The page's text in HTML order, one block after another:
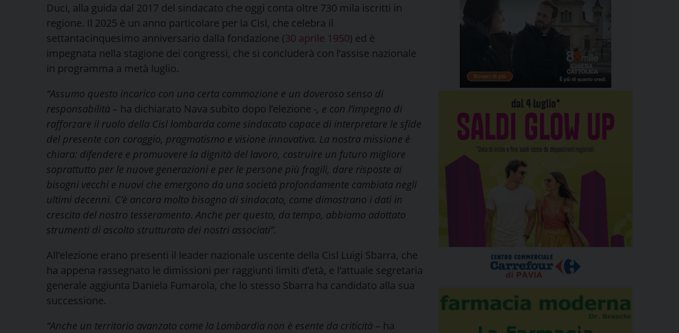
Duci, alla guida dal 2017 del sindacato che oggi conta oltre 730 mila iscritti in
regione. Il 2025 è un anno particolare per la Cisl, che celebra il
settantacinquesimo anniversario dalla fondazione (30 aprile 1950) ed è
impegnata nella stagione dei congressi, che si concluderà con l’assise nazionale
in programma a metà luglio.
“Assumo questo incarico con una certa commozione e un doveroso senso di
responsabilità – ha dichiarato Nava subito dopo l’elezione -, e con l’impegno di
rafforzare il ruolo della Cisl lombarda come sindacato capace di interpretare le sfide
del presente con coraggio, pragmatismo e visione innovativa. La nostra missione è
chiara: difendere e promuovere la dignità del lavoro, costruire un futuro migliore
soprattutto per le nuove generazioni e per le persone più fragili, dare risposte ai
bisogni vecchi e nuovi che emergono da una società profondamente cambiata negli
ultimi decenni. C’è ancora molto bisogno di sindacato, come dimostrano i dati in
crescita del nostro tesseramento. Anche per questo, da tempo, abbiamo adottato
strumenti di ascolto strutturato dei nostri associati”.
All’elezione erano presenti il leader nazionale uscente della Cisl Luigi Sbarra, che
ha appena rassegnato le dimissioni per raggiunti limiti d’età, e l’attuale segretaria
generale aggiunta Daniela Fumarola, che lo stesso Sbarra ha candidato alla sua
successione.
“Anche un territorio avanzato come la Lombardia non è esente da criticità – ha